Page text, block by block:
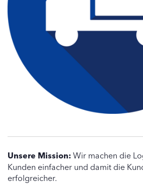
Unsere Mission:Wir machen die
Kunden einfacher und damit die
erfolgreicher.